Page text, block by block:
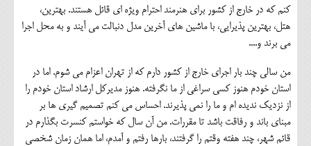
کنم که در خارج از کشور برای هنرمند احترام ویژه ای قائل هستند. بهترین،
هتل، بهترین پذیرایی، با ماشین های آخرین مدل دنبالت می آیند و به محل اجرا
می برند و....
من سالی چند بار اجرای خارج از کشور دارم که از تهران اعزام می شوم. اما در
استان خودم هنوز کسی سراغی از ما نگرفته. هنوز مدیرکل ارشاد استان خودم را
از نزدیک ندیده ام و ما را نمی پذیرند. احساس می کنم تصمیم گیری ها بر
مبنای باند و رفاقت باشد تا مقررات. من آن سال که خواستم کنسرت بگذارم در
قائم شهر، چند هفته وقتم را گرفتند، بارها رفتم و آمدم، اما همان زمان شخصی